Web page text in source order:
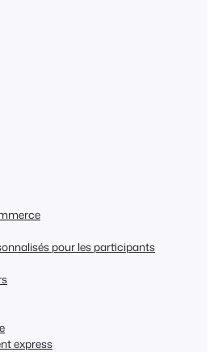
pour les participants
express